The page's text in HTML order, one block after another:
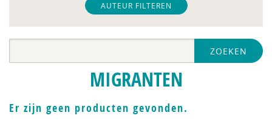
Kaveh Bouteh
Mark Bovens
Jette C. van den Berg
Sjouk de Boer
AUTEUR FILTEREN
ZOEKEN
MIGRANTEN
Er zijn geen producten gevonden.